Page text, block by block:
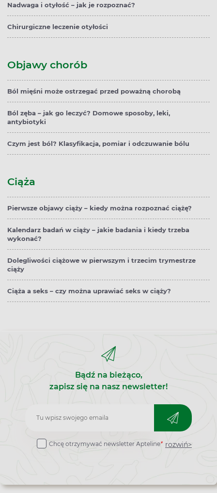
Nadwaga i otyłość – jak je rozpoznać?
Chirurgiczne leczenie otyłości
Objawy chorób
Ból mięśni może ostrzegać przed poważną chorobą
Ból zęba – jak go leczyć? Domowe sposoby, leki,
antybiotyki
Czym jest ból? Klasyfikacja, pomiar i odczuwanie bólu
Ciąża
Pierwsze objawy ciąży – kiedy można rozpoznać ciążę?
Kalendarz badań w ciąży – jakie badania i kiedy trzeba
wykonać?
Dolegliwości ciążowe w pierwszym i trzecim trymestrze
ciąży
Ciąża a seks – czy można uprawiać seks w ciąży?
Bądź na bieżąco,
zapisz się na nasz newsletter!
Zapisz
Chcę otrzymywać newsletter Apteline* rozwiń>